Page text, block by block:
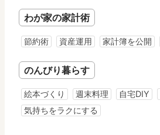
わが家の家計術
節約術 資産運用 家計簿を公開
のんびり暮らす
絵本づくり 週末料理 自宅DIY
気持ちをラクにする